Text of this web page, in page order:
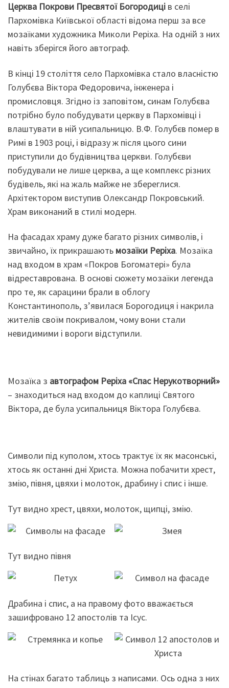
Церква Покрови Пресвятої Богородиці в селі
Пархомівка Київської області відома перш за все
мозаїками художника Миколи Реріха. На одній з них
навіть зберігся його автограф.
В кінці 19 століття село Пархомівка стало власністю
Голубєва Віктора Федоровича, інженера і
промисловця. Згідно із заповітом, синам Голубєва
потрібно було побудувати церкву в Пархомівці і
влаштувати в ній усипальницю. В.Ф. Голубєв помер в
Римі в 1903 році, і відразу ж після цього сини
приступили до будівництва церкви. Голубєви
побудували не лише церква, а ще комплекс різних
будівель, які на жаль майже не збереглися.
Архітектором виступив Олександр Покровський.
Храм виконаний в стилі модерн.
На фасадах храму дуже багато різних символів, і
звичайно, їх прикрашають мозаїки Реріха. Мозаїка
над входом в храм «Покров Богоматері» була
відреставрована. В основі сюжету мозаїки легенда
про те, як сарацини брали в облогу
Константинополь, з’явилася Борогодиця і накрила
жителів своїм покривалом, чому вони стали
невидимими і вороги відступили.
Мозаїка з автографом Реріха «Спас Нерукотворний»
– знаходиться над входом до каплиці Святого
Віктора, де була усипальниця Віктора Голубєва.
Символи під куполом, хтось трактує їх як масонські,
хтось як останні дні Христа. Можна побачити хрест,
змію, півня, цвяхи і молоток, драбину і спис і інше.
Тут видно хрест, цвяхи, молоток, щипці, змію.
Тут видно півня
Драбина і спис, а на правому фото вважається
зашифровано 12 апостолів та Ісус.
На стінах багато таблиць з написами. Ось одна з них